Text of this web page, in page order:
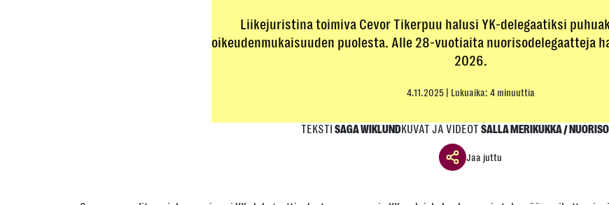
Liikejuristina toimiva Cevor Tikerpuu halusi YK-delegaatiksi
oikeudenmukaisuuden puolesta. Alle 28-vuotiaita nuorisodelegaatteja
2026.
4.11.2025 | Lukuaika: 4 minuuttia
TEKSTI SAGA WIKLUNDKUVAT JA VIDEOT SALLA MERIKUKKA /
Jaa juttu